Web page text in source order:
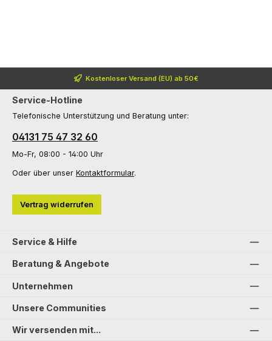
Kostenloser Versand (EU) ab 50€
Service-Hotline
Telefonische Unterstützung und Beratung unter:
04131 75 47 32 60
Mo-Fr, 08:00 - 14:00 Uhr
Oder über unser Kontaktformular.
Vertrag widerrufen
Service & Hilfe
Beratung & Angebote
Unternehmen
Unsere Communities
Wir versenden mit...